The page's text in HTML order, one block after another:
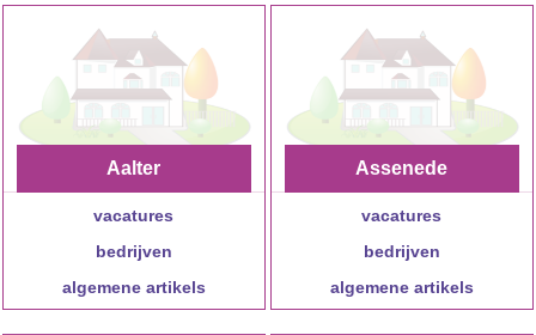
Aalter
vacatures
bedrijven
algemene artikels
Assenede
vacatures
bedrijven
algemene artikels